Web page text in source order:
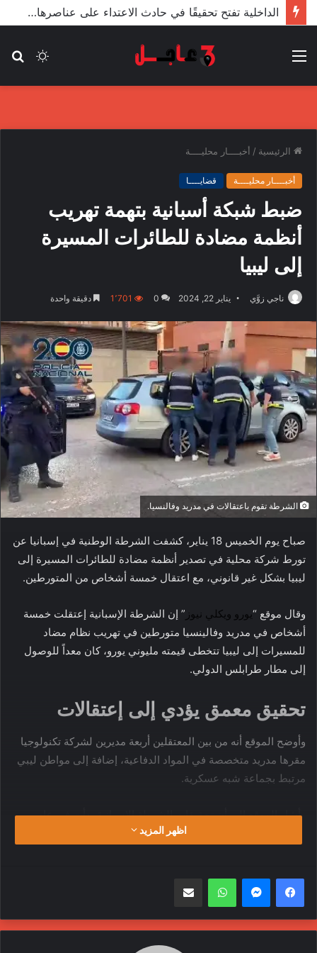
الأعور: اتفاقية ترسيم الحدود مع تركيا على طاولة النواب والاعتماد مرجّح
الوضع
القائمة
الرئيسية / أخبــــار محليــــة
أخبــــار محليــــة قضايــــا
ضبط شبكة أسبانية بتهمة تهريب
أنظمة مضادة للطائرات المسيرة
إلى ليبيا
ناجي زوَّي يناير 22, 2024 0 1٬701 دقيقة واحدة
الشرطة تقوم باعتقالات في مدريد وفالنسيا.
صباح يوم الخميس 18 يناير، كشفت الشرطة الوطنية في إسبانيا عن
تورط شركة محلية في تصدير أنظمة مضادة للطائرات المسيرة إلى
ليبيا بشكل غير قانوني، مع اعتقال خمسة أشخاص من المتورطين.
وقال موقع “يورو ويكلي نيوز ” إن الشرطة الإسبانية إعتقلت خمسة
أشخاص في مدريد وفالينسيا متورطين في تهريب نظام مضاد
للمسيرات إلى ليبيا تتخطى قيمته مليوني يورو، كان معداً للوصول
إلى مطار طرابلس الدولي.
تحقيق معمق يؤدي إلى إعتقالات
وأوضح الموقع أنه من بين المعتقلين أربعة مديرين لشركة تكنولوجيا
مقرها مدريد متخصصة في المواد الدفاعية، إضافة إلى مواطن ليبي
مرتبط بجماعة شبه عسكرية.
وأشار الموقع إلى أن تحقيقات الشرطة الإسبانية بدأت في عام
2020، إذ كشفت عن شبكة معقدة من المهربين، حيث تم شحن
صارخ للقانون الدولي، ولقرارات حظر السلاح المفروضة من قبل
مجلس الأمن الدولي، مشيرًا إلى أن المواد المضبوطة تمثل
الإجراءات القانونية الجارية، وهي خطوة كبيرة في المعركة ضد تجارة
الأسلحة غير المشروعة والتهريب الدولي.
اظهر المزيد
واتساب